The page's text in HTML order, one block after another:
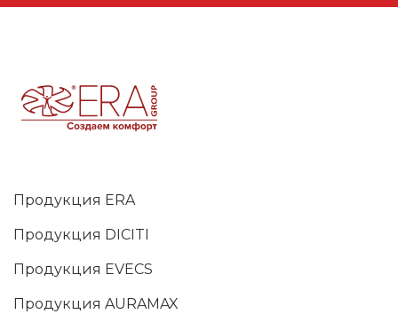
Продукция ERA
Продукция DICITI
Продукция EVECS
Продукция AURAMAX